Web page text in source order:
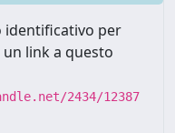
identificativo per
link a questo
2434/12387